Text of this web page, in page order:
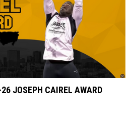
JOSEPH CAIREL AWARD